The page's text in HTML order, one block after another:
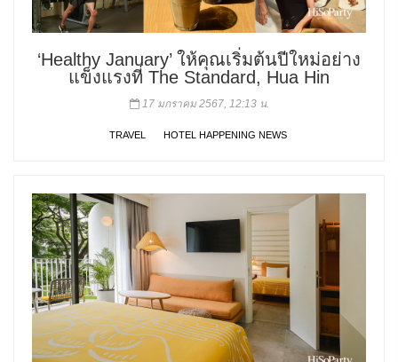
‘Healthy January’ ให้คุณเริ่มต้นปีใหม่อย่าง
แข็งแรงที่ The Standard, Hua Hin
17 มกราคม 2567, 12:13 น.
TRAVEL HOTEL HAPPENING NEWS